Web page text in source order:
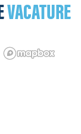
VACATURE